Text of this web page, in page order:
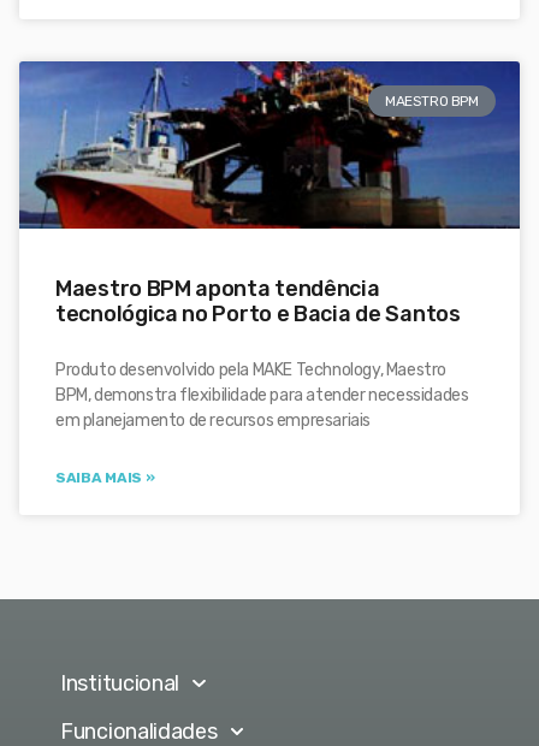
MAESTRO BPM
Maestro BPM aponta tendência
tecnológica no Porto e Bacia de Santos
Produto desenvolvido pela MAKE Technology, Maestro
BPM, demonstra flexibilidade para atender necessidades
em planejamento de recursos empresariais
SAIBA MAIS »
Institucional
Funcionalidades